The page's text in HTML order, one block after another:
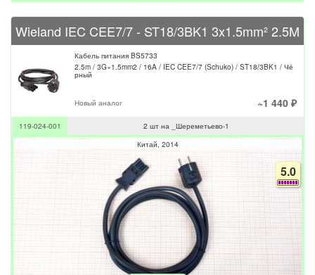
Wieland IEC CEE7/7 - ST18/3BK1 3x1.5mm² 2.5M
Кабель питания BS5733
2.5m / 3G×1.5mm2 / 16A / IEC CEE7/7 (Schuko) / ST18/3BK1 / Чё
рный
Новый аналог ~1 440 ₽
119-024-001
2 шт на _Шереметьево-1
Китай 2014
5.0